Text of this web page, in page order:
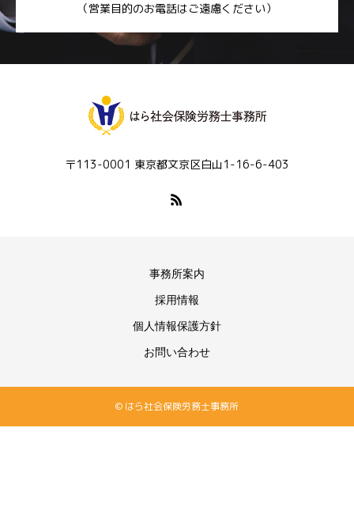
（営業目的のお電話はご遠慮ください）
〒113-0001 東京都文京区白山1-16-6-403
事務所案内
採用情報
個人情報保護方針
お問い合わせ
© はら社会保険労務士事務所